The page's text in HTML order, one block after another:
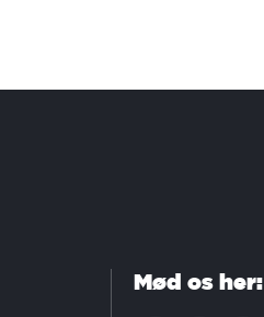
Mød os her: